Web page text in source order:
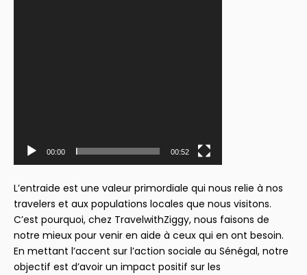
00:00 00:52
L’entraide est une valeur primordiale qui nous relie à nos
travelers et aux populations locales que nous visitons.
C’est pourquoi, chez TravelwithZiggy, nous faisons de
notre mieux pour venir en aide à ceux qui en ont besoin.
En mettant l’accent sur l’action sociale au Sénégal, notre
objectif est d’avoir un impact positif sur les